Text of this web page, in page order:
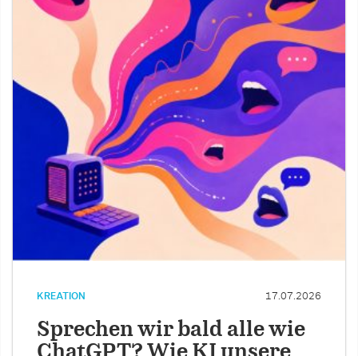
KREATION 17.07.2026
Sprechen wir bald alle wie